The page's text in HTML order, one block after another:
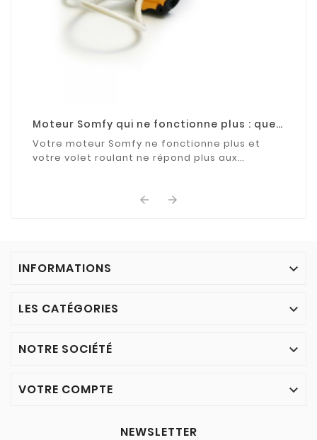
Moteur Somfy qui ne fonctionne plus : que
Votre moteur Somfy ne fonctionne plus et
votre volet roulant ne répond plus aux
 
INFORMATIONS 
LES CATÉGORIES 
NOTRE SOCIÉTÉ 
VOTRE COMPTE 
NEWSLETTER